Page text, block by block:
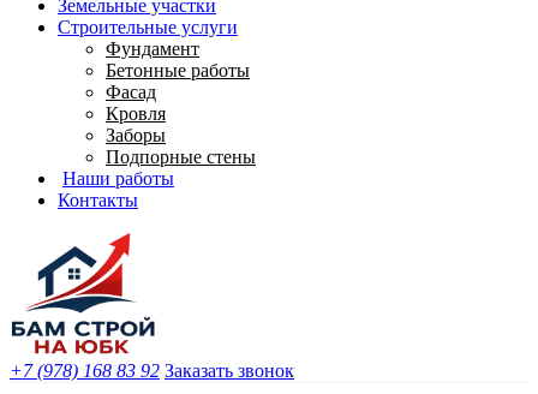
Земельные участки
Строительные услуги
Фундамент
Бетонные работы
Фасад
Кровля
Заборы
Подпорные стены
Наши работы
Контакты
+7 (978) 168 83 92 Заказать звонок